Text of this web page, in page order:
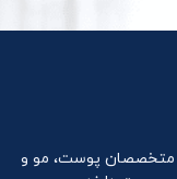
متخصصان پوست، مو و